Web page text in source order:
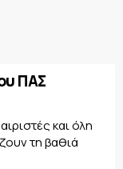
ΠΑΣ
και όλη
τη βαθιά